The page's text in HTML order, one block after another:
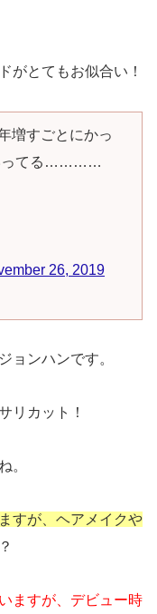
がとてもお似合い！
増すごとにかっ
ってる…………
26, 2019
ョンハンです。
リカット！
。
すが、ヘアメイクや
ますが、デビュー時